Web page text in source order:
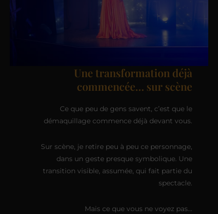
Une transformation déjà
commencée… sur scène
Ce que peu de gens savent, c’est que le
démaquillage commence déjà devant vous.
Sur scène, je retire peu à peu ce personnage,
dans un geste presque symbolique. Une
transition visible, assumée, qui fait partie du
spectacle.
Mais ce que vous ne voyez pas…